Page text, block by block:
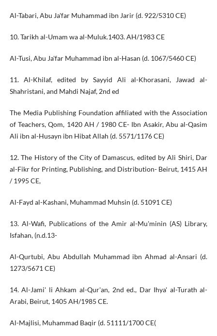
Al-Tabari, Abu Ja'far Muhammad ibn Jarir (d. 922/5310 CE)
10. Tarikh al-Umam wa al-Muluk.1403. AH/1983 CE
Al-Tusi, Abu Ja'far Muhammad ibn al-Hasan (d. 1067/5460 CE)
11. Al-Khilaf, edited by Sayyid Ali al-Khorasani, Jawad al-
Shahristani, and Mahdi Najaf, 2nd ed
The Media Publishing Foundation affiliated with the Association
of Teachers, Qom, 1420 AH / 1980 CE- Ibn Asakir, Abu al-Qasim
Ali ibn al-Husayn ibn Hibat Allah (d. 5571/1176 CE)
12. The History of the City of Damascus, edited by Ali Shiri, Dar
al-Fikr for Printing, Publishing, and Distribution- Beirut, 1415 AH
/ 1995 CE,
Al-Fayd al-Kashani, Muhammad Muhsin (d. 51091 CE)
13. Al-Wafi, Publications of the Amir al-Mu'minin (AS) Library,
Isfahan, (n.d.13-
Al-Qurtubi, Abu Abdullah Muhammad ibn Ahmad al-Ansari (d.
1273/5671 CE)
14. Al-Jami' li Ahkam al-Qur'an, 2nd ed., Dar Ihya' al-Turath al-
Arabi, Beirut, 1405 AH/1985 CE.
Al-Majlisi, Muhammad Baqir (d. 51111/1700 CE(